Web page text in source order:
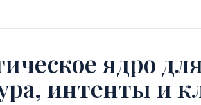
ядро
интенты и